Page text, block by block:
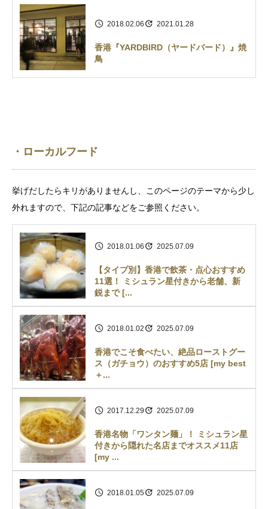
2018.02.06 2021.01.28
香港『YARDBIRD（ヤードバード）』焼
鳥
・ローカルフード
挙げだしたらキリがありませんし、このページのテーマから少し
外れますので、下記の記事などをご参照ください。
2018.01.06 2025.07.09
【タイプ別】香港で飲茶・点心おすすめ
11選！ ミシュラン星付きから老舗、新
鋭まで [...
2018.01.02 2025.07.09
香港でこそ食べたい、絶品ローストグー
ス（ガチョウ）のおすすめ5店 [my best
＋...
2017.12.29 2025.07.09
香港名物「ワンタン麺」！ ミシュラン星
付きから隠れた名店までオススメ11店
[my ...
2018.01.05 2025.07.09